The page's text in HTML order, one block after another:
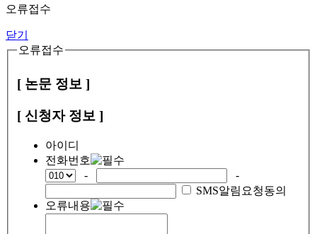
오류접수
닫기
오류접수
[ 논문 정보 ]
[ 신청자 정보 ]
아이디
전화번호
-
-
SMS알림요청동의
오류내용